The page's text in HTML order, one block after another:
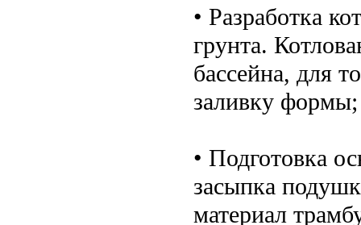
• Разработка
грунта.
бассейна, для
заливку формы;
• Подготовка
засыпка
материал